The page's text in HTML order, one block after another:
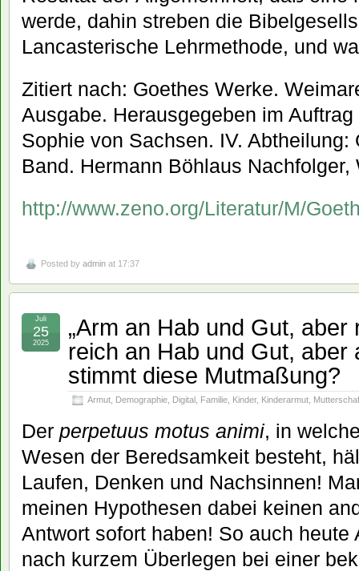
werde, dahin streben die
Lancasterische Lehrmethode, und
Zitiert nach: Goethes Werke.
Ausgabe. Herausgegeben im
Sophie von Sachsen. IV. Abtheilung:
Band. Hermann Böhlaus
http://www.zeno.org/Literatur/M/
Posted by admin at 17:37
„Arm an Hab und Gut,
reich an Hab und Gut, aber
stimmt diese Mutmaßung?
Armut Demographie Digital Familie Kinder, Kinderarmut
Juli
25
2025
Der perpetuus motus animi, in
Wesen der Beredsamkeit besteht,
Laufen, Denken und Nachsinnen!
meinen Hypothesen dabei keinen
Antwort sofort haben! So auch heute
nach kurzem Überlegen bei einer